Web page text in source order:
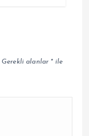
Gerekli alanlar *ile